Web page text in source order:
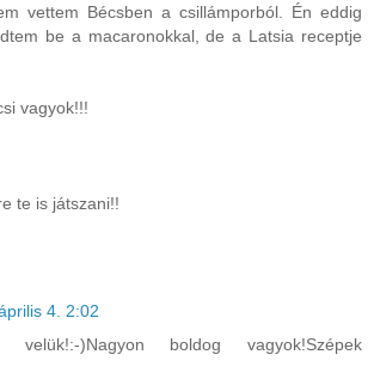
vettem Bécsben a csillámporból. Én eddig
be a macaronokkal, de a Latsia receptje
vagyok!!!
te is játszani!!
4. 2:02
velük!:-)Nagyon boldog vagyok!Szépek